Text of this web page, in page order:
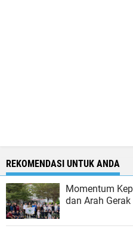
REKOMENDASI UNTUK ANDA
Momentum
dan Arah